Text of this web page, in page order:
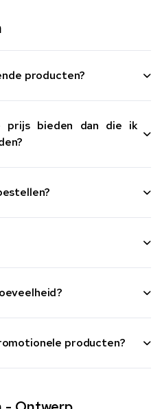
producten?
prijs bieden dan die ik
producten?